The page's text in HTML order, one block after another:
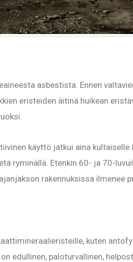
asbestista. Ennen
eristeiden äitinä huikean
käyttö jatkui aina kultaiselle
ryminällä. Etenkin 60- ja 70-
rakennuksissa ilmenee
kuten
edullinen, paloturvallinen,